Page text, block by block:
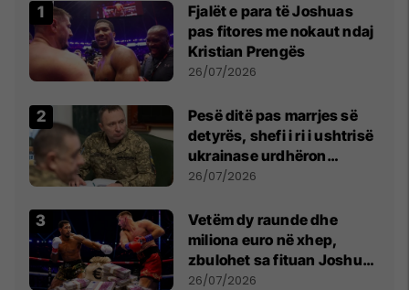
Fjalët e para të Joshuas
pas fitores me nokaut ndaj
Kristian Prengës
26/07/2026
Pesë ditë pas marrjes së
detyrës, shefi i ri i ushtrisë
ukrainase urdhëron
kontroll të madh
26/07/2026
Vetëm dy raunde dhe
miliona euro në xhep,
zbulohet sa fituan Joshua
e Prenga
26/07/2026